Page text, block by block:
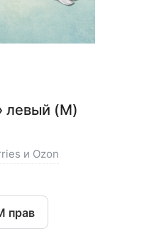
левый (M)
и Ozon
прав